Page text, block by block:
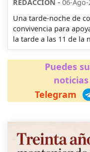
REDACCION
06-Ago-
Una tarde-noche de
convivencia para
la tarde a las 11 de la
Puedes
Telegram